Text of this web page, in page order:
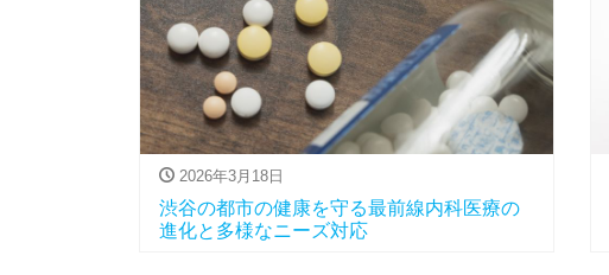
2026年3月18日
渋谷の都市の健康を守る最前線内科医療の
進化と多様なニーズ対応